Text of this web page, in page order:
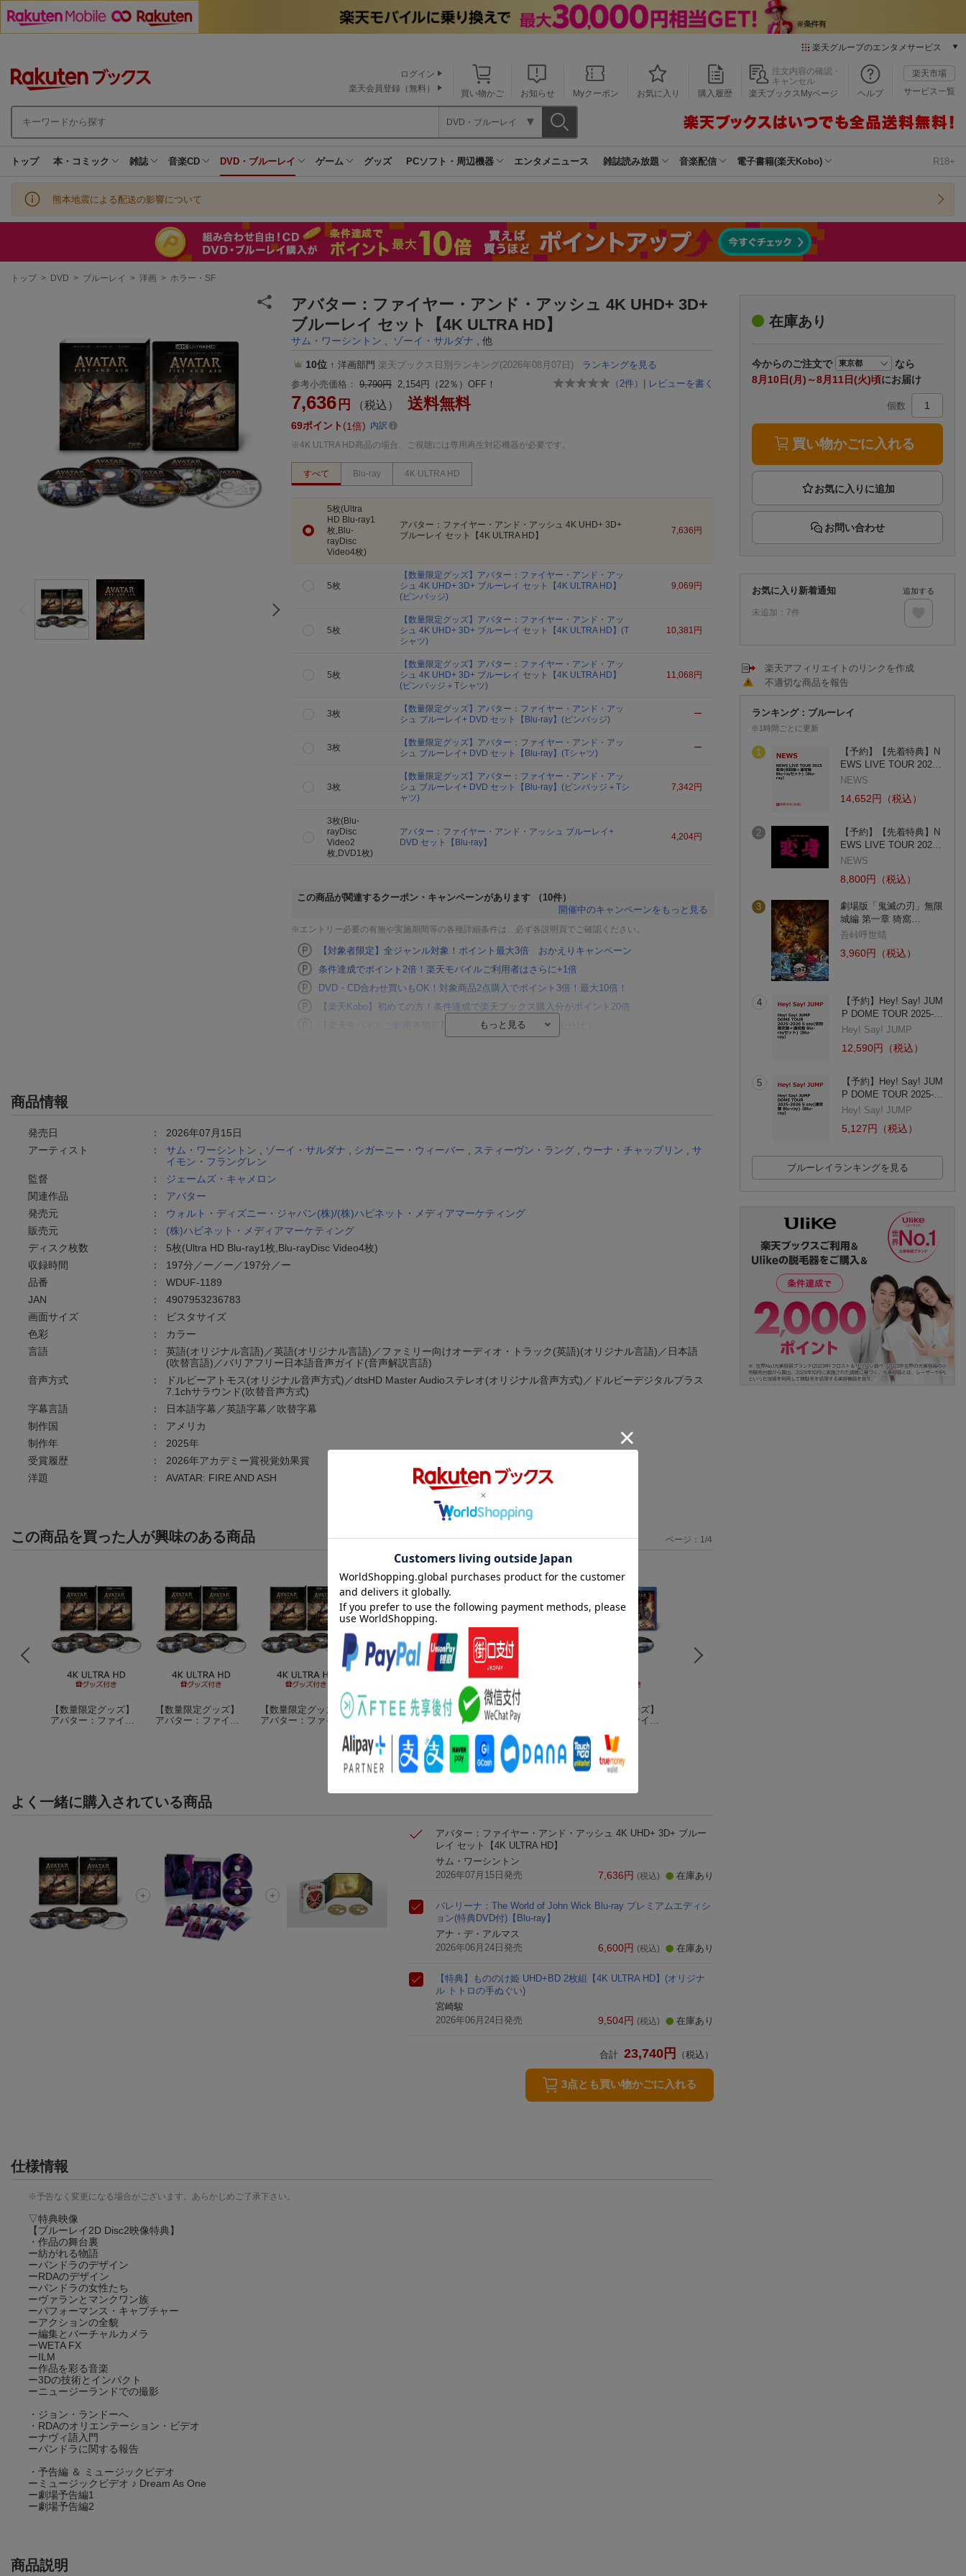
楽天グループのエンタメサービス
本/ゲーム/CD/DVD
楽天ブックス
楽天Kobo
エンタメニュース
推し楽
買い物かご お知らせ Myクーポン お気に入り 購入履歴
注文内容の確認・
キャンセル
楽天ブックスMyページ
ヘルプ
楽天市場
サービス一覧
ログイン
楽天会員登録（無料）
DVD・ブルーレイ
トップ 本・コミック 雑誌 音楽CD DVD・ブルーレイ ゲーム グッズ PCソフト・周辺機器 エンタメニュース 雑誌読み放題 音楽配信 電子書籍(楽天Kobo) R18+
熊本地震による配送の影響について
現
トップ > DVD > ブルーレイ > 洋画 > ホラー・SF
アバター：ファイヤー・アンド・アッシュ 4K UHD+ 3D+
ブルーレイ セット【4K ULTRA HD】
サム・ワーシントン ゾーイ・サルダナ , 他
10位 ↑ 洋画部門 楽天ブックス日別ランキング(2026年08月07日)
ランキングを見る
（ 2件） | レビューを書く
参考小売価格： 9,790円 2,154円（22％）OFF！
7,636 円 （税込） 送料無料
69ポイント 1倍
内訳
※4K ULTRA HD商品の場合、ご視聴には専用再生対応機器が必要です。
すべて Blu-ray 4K ULTRA HD
5枚(Ultra
HD Blu-ray1
枚,Blu-
rayDisc
Video4枚)
アバター：ファイヤー・アンド・アッシュ 4K UHD+ 3D+
ブルーレイ セット【4K ULTRA HD】
7,636 円
5枚
【数量限定グッズ】アバター：ファイヤー・アンド・アッ
シュ 4K UHD+ 3D+ ブルーレイ セット【4K ULTRA HD】
(ピンバッジ)
9,069 円
5枚
【数量限定グッズ】アバター：ファイヤー・アンド・アッ
シュ 4K UHD+ 3D+ ブルーレイ セット【4K ULTRA HD】(T
シャツ)
10,381 円
5枚
【数量限定グッズ】アバター：ファイヤー・アンド・アッ
シュ 4K UHD+ 3D+ ブルーレイ セット【4K ULTRA HD】
(ピンバッジ＋Tシャツ)
11,068 円
3枚
【数量限定グッズ】アバター：ファイヤー・アンド・アッ
シュ ブルーレイ+ DVD セット【Blu-ray】(ピンバッジ)
ー
3枚
【数量限定グッズ】アバター：ファイヤー・アンド・アッ
シュ ブルーレイ+ DVD セット【Blu-ray】(Tシャツ)
ー
3枚
【数量限定グッズ】アバター：ファイヤー・アンド・アッ
シュ ブルーレイ+ DVD セット【Blu-ray】(ピンバッジ＋Tシ
ャツ)
7,342 円
3枚(Blu-
rayDisc
Video2
枚,DVD1枚)
アバター：ファイヤー・アンド・アッシュ ブルーレイ+
DVD セット【Blu-ray】
4,204円
この商品が関連するクーポン・キャンペーンがあります
（10件）
開催中のキャンペーンをもっと見る
※エントリー必要の有無や実施期間等の各種詳細条件は、必ず各説明頁でご確認ください。
【対象者限定】全ジャンル対象！ポイント最大3倍 おかえりキャンペーン
条件達成でポイント2倍！楽天モバイルご利用者はさらに+1倍
DVD・CD合わせ買いもOK！対象商品2点購入でポイント3倍！最大10倍！
【楽天Kobo】初めての方！条件達成で楽天ブックス購入分がポイント20倍
【楽天モバイルご利用者限定】条件達成で100万ポイント山分け！
商品情報
発売日 ： 2026年07月15日
アーティスト
： サム・ワーシントン ゾーイ・サルダナ シガーニー・ウィーバー スティーヴン・ラング ウーナ・チャップリン
サ
イモン・フラングレン
監督
：
ジェームズ・キャメロン
関連作品
： アバター
発売元
： ウォルト・ディズニー・ジャパン(株)/(株)ハピネット・メディアマーケティング
販売元
： (株)ハピネット・メディアマーケティング
ディスク枚数
： 5枚(Ultra HD Blu-ray1枚,Blu-rayDisc Video4枚)
収録時間
： 197分／ー／ー／197分／ー
品番
： WDUF-1189
JAN
： 4907953236783
画面サイズ
：
ビスタサイズ
色彩
：
カラー
言語
： 英語(オリジナル言語)／英語(オリジナル言語)／ファミリー向けオーディオ・トラック(英語)(オリジナル言語)／日本語
(吹替言語)／バリアフリー日本語音声ガイド(音声解説言語)
音声方式
：
ドルビーアトモス(オリジナル音声方式)／dtsHD Master Audioステレオ(オリジナル音声方式)／ドルビーデジタルプラス
7.1chサラウンド(吹替音声方式)
字幕言語
：
日本語字幕／英語字幕／吹替字幕
制作国
： アメリカ
制作年
： 2025年
受賞履歴
： 2026年アカデミー賞視覚効果賞
洋題
： AVATAR: FIRE AND ASH
この商品を買った人が興味のある商品
【数量限定グッズ】
アバター：ファイヤ
【数量限定グッズ】
アバター：ファイヤ
【数量限定グッズ】
アバター：ファイヤ
ュ 4K UHD+ 3D+ ブ
ルーレイ セット【4K
ULTRA HD】(ピンバ
ジュラシック・ワー
ルド／復活の大地 4K
ット【4K ULTRA H
D】
(3件)
ザ・ブライド！ 4K U
HD ＋ ブルーレイ セ
D】
【数量限定グッズ】
アバター：ファイヤ
ュ ブルーレイ+ DVD
セット【Blu-ray】(ピ
ンバッジ＋Tシャツ)
ページ： 1/4
よく一緒に購入されている商品
アバター：ファイヤー・アンド・アッシュ 4K UHD+ 3D+ ブルー
レイ セット【4K ULTRA HD】
サム・ワーシントン
2026年07月15日発売
7,636円 (税込) 在庫あり
バレリーナ：The World of John Wick Blu-ray プレミアムエディシ
ョン(特典DVD付)【Blu-ray】
アナ・デ・アルマス
2026年06月24日発売
6,600円 (税込) 在庫あり
【特典】もののけ姫 UHD+BD 2枚組【4K ULTRA HD】(オリジナ
ル トトロの手ぬぐい)
宮崎駿
2026年06月24日発売
9,504円 (税込) 在庫あり
合計 23,740 円 （税込）
3点とも買い物かごに入れる
仕様情報
※予告なく変更になる場合がございます。あらかじめご了承下さい。
▽特典映像
【ブルーレイ2D Disc2映像特典】
・作品の舞台裏
ー紡がれる物語
ーパンドラのデザイン
ーRDAのデザイン
ーパンドラの女性たち
ーヴァランとマンクワン族
ーパフォーマンス・キャプチャー
ーアクションの全貌
ー編集とバーチャルカメラ
ーWETA FX
ーILM
ー作品を彩る音楽
ー3Dの技術とインパクト
ーニュージーランドでの撮影
・ジョン・ランドーへ
・RDAのオリエンテーション・ビデオ
ーナヴィ語入門
ーパンドラに関する報告
・予告編 ＆ ミュージックビデオ
ーミュージックビデオ ♪ Dream As One
ー劇場予告編1
ー劇場予告編2
商品説明
在庫あり
今からのご注文で
なら
8月10日(月)～8月11日(火)頃にお届け
個数
買い物かごに入れる
お問い合わせ
お気に入り新着通知
未追加： 7件
追加する
楽天アフィリエイトのリンクを作成
不適切な商品を報告
ランキング：ブルーレイ
※1時間ごとに更新
1
【予約】【先着特典】N
EWS LIVE TOUR 202…
NEWS
14,652円（税込）
2
【予約】【先着特典】N
EWS LIVE TOUR 202…
NEWS
8,800円（税込）
3
劇場版「鬼滅の刃」無限
城編 第一章 猗窩…
吾峠呼世晴
3,960円（税込）
4
【予約】Hey! Say! JUM
P DOME TOUR 2025-…
Hey! Say! JUMP
12,590円（税込）
5
【予約】Hey! Say! JUM
P DOME TOUR 2025-…
Hey! Say! JUMP
5,127円（税込）
ブルーレイランキングを見る